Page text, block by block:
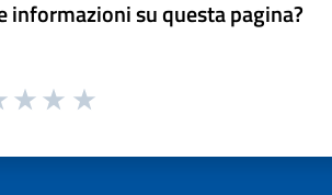
informazioni su questa pagina?